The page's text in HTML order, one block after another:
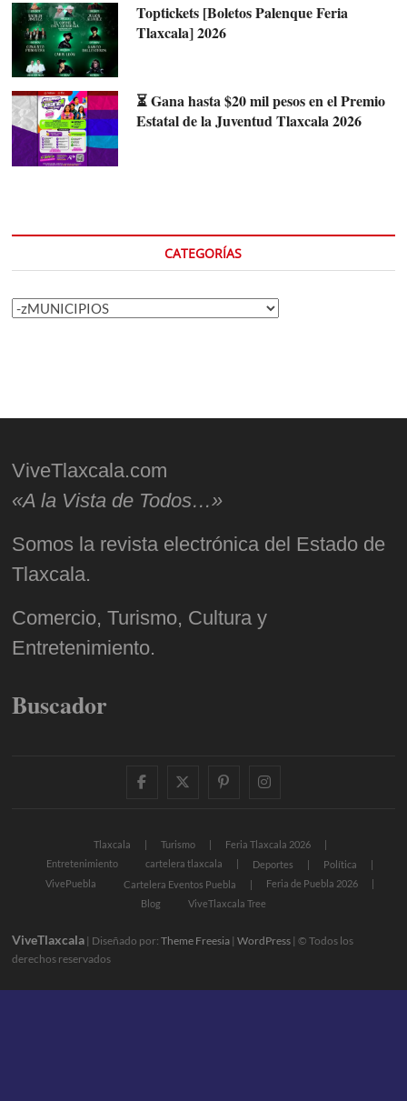
Toptickets [Boletos Palenque Feria
Tlaxcala] 2026
⏳ Gana hasta $20 mil pesos en el Premio
Estatal de la Juventud Tlaxcala 2026
CATEGORÍAS
Categorías
ViveTlaxcala.com
«A la Vista de Todos…»
Somos la revista electrónica del Estado de
Tlaxcala.
Comercio, Turismo, Cultura y
Entretenimiento.
Buscador
facebooktwitter
pinterestinstagram
Tlaxcala Turismo
Feria Tlaxcala 2026
Entretenimiento
cartelera tlaxcala Deportes
Política
VivePuebla
Cartelera Eventos Puebla
Feria de Puebla 2026
Blog
ViveTlaxcala Tree
ViveTlaxcala | Diseñado por:Theme Freesia |WordPress | © Todos los
derechos reservados